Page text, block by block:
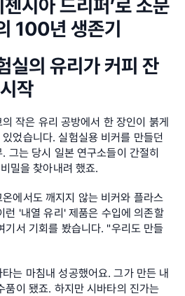
시아 드리퍼’로 소문
100년 생존기
의 유리가 커피 잔
작
작은 유리 공방에서 한 장인이 붉게
었습니다. 실험실용 비커를 만들던
그는 당시 일본 연구소들이 간절히
밀을 찾아내려 했죠.
에서도 깨지지 않는 비커와 플라스
런 '내열 유리' 제품은 수입에 의존할
기서 기회를 봤습니다. "우리도 만들
는 마침내 성공했어요. 그가 만든 내
품이 됐죠. 하지만 시바타의 진가는